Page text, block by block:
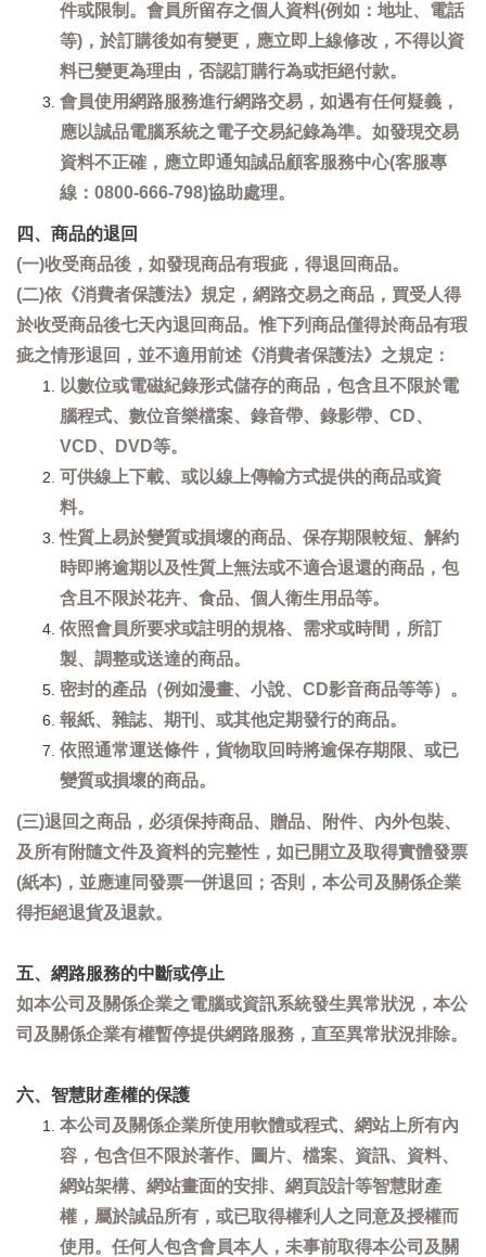
件或限制。會員所留存之個人資料(例如：地址、電話
等)，於訂購後如有變更，應立即上線修改，不得以資
料已變更為理由，否認訂購行為或拒絕付款。
會員使用網路服務進行網路交易，如遇有任何疑義，
應以誠品電腦系統之電子交易紀錄為準。如發現交易
資料不正確，應立即通知誠品顧客服務中心(客服專
線：0800-666-798)協助處理。
四、商品的退回
(一)收受商品後，如發現商品有瑕疵，得退回商品。
(二)依《消費者保護法》規定，網路交易之商品，買受人得
於收受商品後七天內退回商品。惟下列商品僅得於商品有瑕
疵之情形退回，並不適用前述《消費者保護法》之規定：
以數位或電磁紀錄形式儲存的商品，包含且不限於電
腦程式、數位音樂檔案、錄音帶、錄影帶、CD、
VCD、DVD等。
可供線上下載、或以線上傳輸方式提供的商品或資
料。
性質上易於變質或損壞的商品、保存期限較短、解約
時即將逾期以及性質上無法或不適合退還的商品，包
含且不限於花卉、食品、個人衛生用品等。
依照會員所要求或註明的規格、需求或時間，所訂
製、調整或送達的商品。
密封的產品（例如漫畫、小說、CD影音商品等等）。
報紙、雜誌、期刊、或其他定期發行的商品。
依照通常運送條件，貨物取回時將逾保存期限、或已
變質或損壞的商品。
(三)退回之商品，必須保持商品、贈品、附件、內外包裝、
及所有附隨文件及資料的完整性，如已開立及取得實體發票
(紙本)，並應連同發票一併退回；否則，本公司及關係企業
得拒絕退貨及退款。
五、網路服務的中斷或停止
如本公司及關係企業之電腦或資訊系統發生異常狀況，本公
司及關係企業有權暫停提供網路服務，直至異常狀況排除。
六、智慧財產權的保護
本公司及關係企業所使用軟體或程式、網站上所有內
容，包含但不限於著作、圖片、檔案、資訊、資料、
網站架構、網站畫面的安排、網頁設計等智慧財產
權，屬於誠品所有，或已取得權利人之同意及授權而
使用。任何人包含會員本人，未事前取得本公司及關